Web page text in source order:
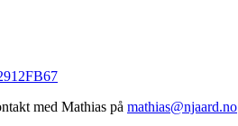
med Mathias på mathias@njaard.no